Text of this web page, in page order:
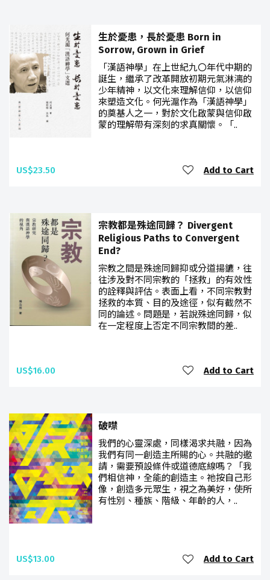
生於憂患，長於憂患 Born in
Sorrow, Grown in Grief
「漢語神學」在上世紀九〇年代中期的
誕生，繼承了改革開放初期元氣淋漓的
少年精神，以文化來理解信仰，以信仰
來塑造文化。何光滬作為「漢語神學」
的奠基人之一，對於文化啟蒙與信仰啟
蒙的理解帶有深刻的求真關懷。「..
US$23.50 Add to Cart
宗教都是殊途同歸？ Divergent
Religious Paths to Convergent
End?
宗教之間是殊途同歸抑或分道揚鑣，往
往涉及對不同宗教的「拯救」的有效性
的詮釋與評估。表面上看，不同宗教對
拯救的本質、目的及途徑，似有截然不
同的論述。問題是，若說殊途同歸，似
在一定程度上否定不同宗教間的差..
US$16.00 Add to Cart
破噤
我們的心靈深處，同樣渴求共融，因為
我們有同一創造主所賜的心。共融的邀
請，需要預設條件或道德底線嗎？「我
們相信神，全能的創造主。祂按自己形
像，創造多元眾生，視之為美好，使所
有性別、種族、階級、年齡的人，..
US$13.00 Add to Cart